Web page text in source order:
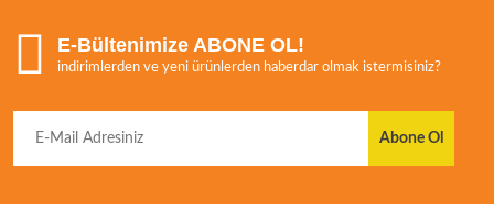
E-Bültenimize ABONE OL!
indirimlerden ve yeni ürünlerden haberdar olmak istermisiniz?
Abone Ol